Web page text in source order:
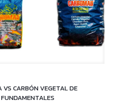
VS CARBÓN VEGETAL DE